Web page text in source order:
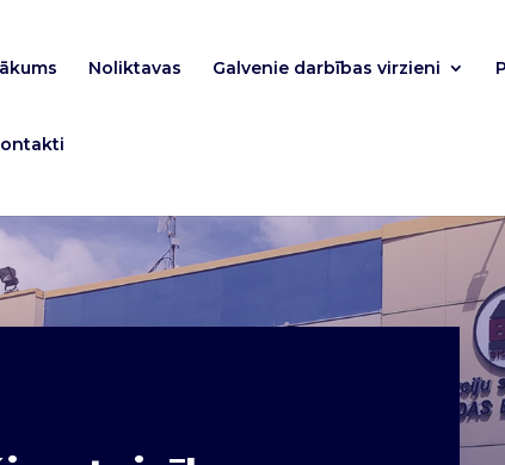
Noliktavas Galvenie darbības virzieni